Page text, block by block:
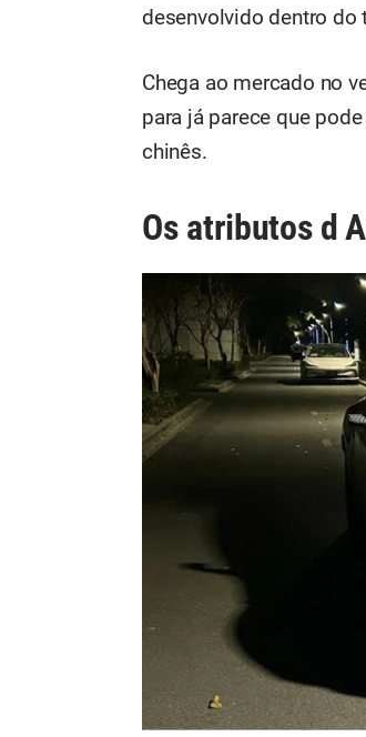
desenvolvido dentro do
Chega ao mercado no
para já parece que
chinês.
Os atributos d